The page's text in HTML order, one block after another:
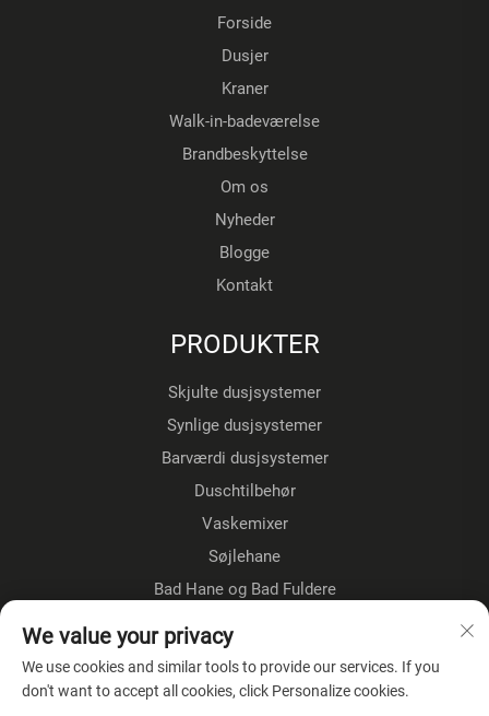
Forside
Dusjer
Kraner
Walk-in-badeværelse
Brandbeskyttelse
Om os
Nyheder
Blogge
Kontakt
PRODUKTER
Skjulte dusjsystemer
Synlige dusjsystemer
Barværdi dusjsystemer
Duschtilbehør
Vaskemixer
Søjlehane
Bad Hane og Bad Fuldere
Gulvestående kraner
Køkkenkraner
We value your privacy
We use cookies and similar tools to provide our services. If you
don't want to accept all cookies, click Personalize cookies.